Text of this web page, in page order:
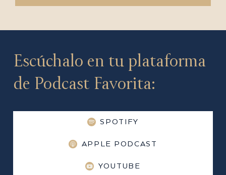
Escúchalo en tu plataforma
de Podcast Favorita:
SPOTIFY
APPLE PODCAST
YOUTUBE